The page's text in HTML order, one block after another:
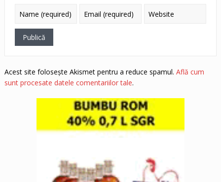
Acest site folosește Akismet pentru a reduce spamul. Află cum
sunt procesate datele comentariilor tale.